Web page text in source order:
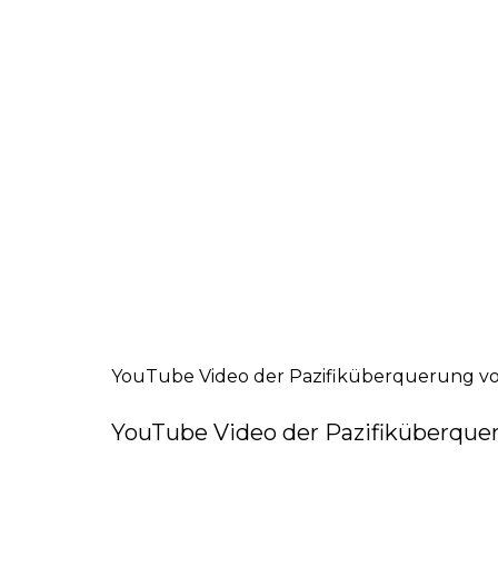
YouTube Video der Pazifiküberquerung
YouTube Video der